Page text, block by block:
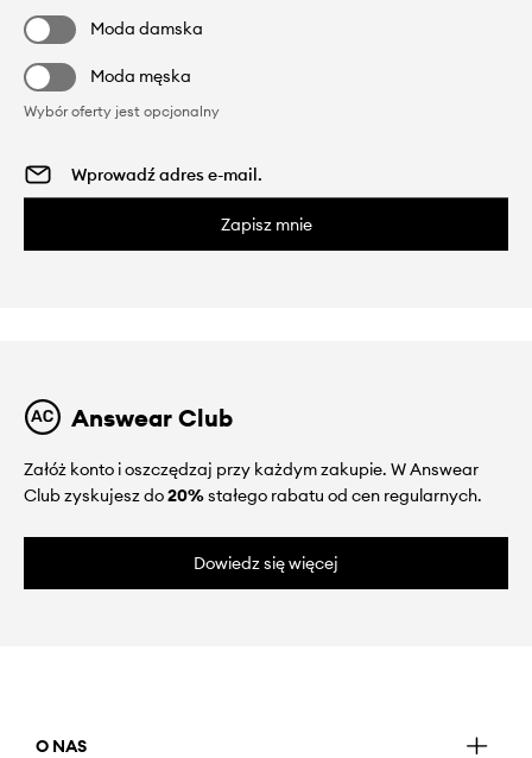
Moda damska
Moda męska
Wybór oferty jest opcjonalny
Zapisz mnie
Answear Club
Załóż konto i oszczędzaj przy każdym zakupie. W Answear
Club zyskujesz do20%stałego rabatu od cen regularnych.
Dowiedz się więcej
O NAS